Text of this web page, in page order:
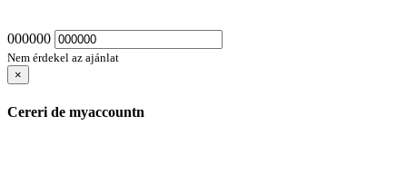
000000
Nem érdekel az ajánlat
×
Cereri de myaccountn